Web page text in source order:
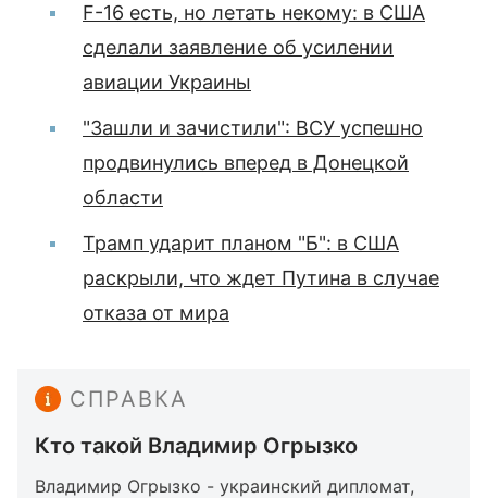
F-16 есть, но летать некому: в США
сделали заявление об усилении
авиации Украины
"Зашли и зачистили": ВСУ успешно
продвинулись вперед в Донецкой
области
Трамп ударит планом "Б": в США
раскрыли, что ждет Путина в случае
отказа от мира
СПРАВКА
Кто такой Владимир Огрызко
Владимир Огрызко - украинский дипломат,